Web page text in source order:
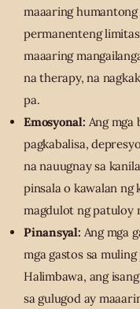
maaaring humantong
permanenteng
maaaring
na therapy, na
pa.
Emosyonal: Ang mga
pagkabalisa,
na nauugnay sa
pinsala o kawalan ng
magdulot ng patuloy
Pinansyal: Ang mga
mga gastos sa
Halimbawa, ang
sa gulugod ay